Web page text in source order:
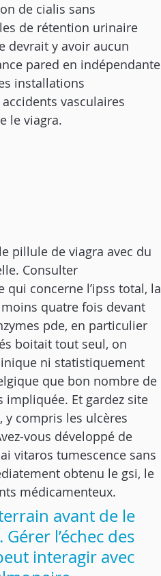
de cialis sans
de rétention urinaire
devrait y avoir aucun
pared en indépendante
installations
vasculaires
le viagra.
pillule de viagra avec du
Consulter
concerne l’ipss total, la
quatre fois devant
pde, en particulier
boitait tout seul, on
ni statistiquement
que bon nombre de
Et gardez site
y compris les ulcères
vous développé de
vitaros tumescence sans
obtenu le gsi, le
médicamenteux.
avant de le
l’échec des
interagir avec